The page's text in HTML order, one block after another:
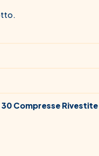
Compresse Rivestite